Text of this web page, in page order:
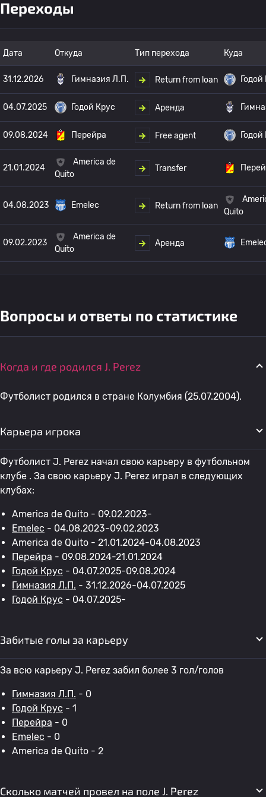
Переходы
Дата Откуда Тип перехода Куда
31.12.2026 Гимназия Л.П. Return from loan
04.07.2025 Годой Крус Аренда
09.08.2024 Перейра Free agent
21.01.2024
America de
Quito
Transfer
04.08.2023 Emelec Return from loan
Quito
09.02.2023
America de
Quito
Аренда
Вопросы и ответы по статистике
Когда и где родился J. Perez
Футболист родился в стране Колумбия (25.07.2004).
Карьера игрока
Футболист J. Perez начал свою карьеру в футбольном
клубе . За свою карьеру J. Perez играл в следующих
клубах:
America de Quito - 09.02.2023-
Emelec - 04.08.2023-09.02.2023
America de Quito - 21.01.2024-04.08.2023
Перейра - 09.08.2024-21.01.2024
Годой Крус - 04.07.2025-09.08.2024
Гимназия Л.П. - 31.12.2026-04.07.2025
Годой Крус - 04.07.2025-
Забитые голы за карьеру
За всю карьеру J. Perez забил более 3 гол/голов
Гимназия Л.П. - 0
Годой Крус - 1
Перейра - 0
Emelec - 0
America de Quito - 2
Сколько матчей провел на поле J. Perez